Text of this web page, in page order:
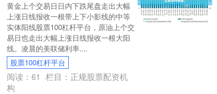
黄金上个交易日日内下跌尾盘走出大幅
上涨日线报收一根带上下小影线的中等
实体阳线股票100杠杆平台，原油上个交
易日也走出大幅上涨日线报收一根大阳
线。凌晨的美联储利率....
股票100杠杆平台
阅读：61 栏目： 正规股票配资机
构